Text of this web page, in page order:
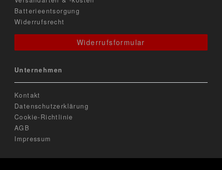
Batterieentsorgung
Widerrufsrecht
Widerrufsformular
Unternehmen
Kontakt
Datenschutzerklärung
Cookie-Richtlinie
AGB
Impressum